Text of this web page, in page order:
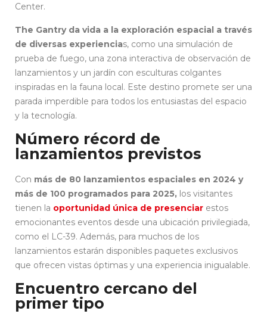
Center.
The Gantry da vida a la exploración espacial a través
de diversas experiencias, como una simulación de
prueba de fuego, una zona interactiva de observación de
lanzamientos y un jardín con esculturas colgantes
inspiradas en la fauna local. Este destino promete ser una
parada imperdible para todos los entusiastas del espacio
y la tecnología.
Número récord de
lanzamientos previstos
Con más de 80 lanzamientos espaciales en 2024 y
más de 100 programados para 2025, los visitantes
tienen la oportunidad única de presenciar estos
emocionantes eventos desde una ubicación privilegiada,
como el LC-39. Además, para muchos de los
lanzamientos estarán disponibles paquetes exclusivos
que ofrecen vistas óptimas y una experiencia inigualable.
Encuentro cercano del
primer tipo